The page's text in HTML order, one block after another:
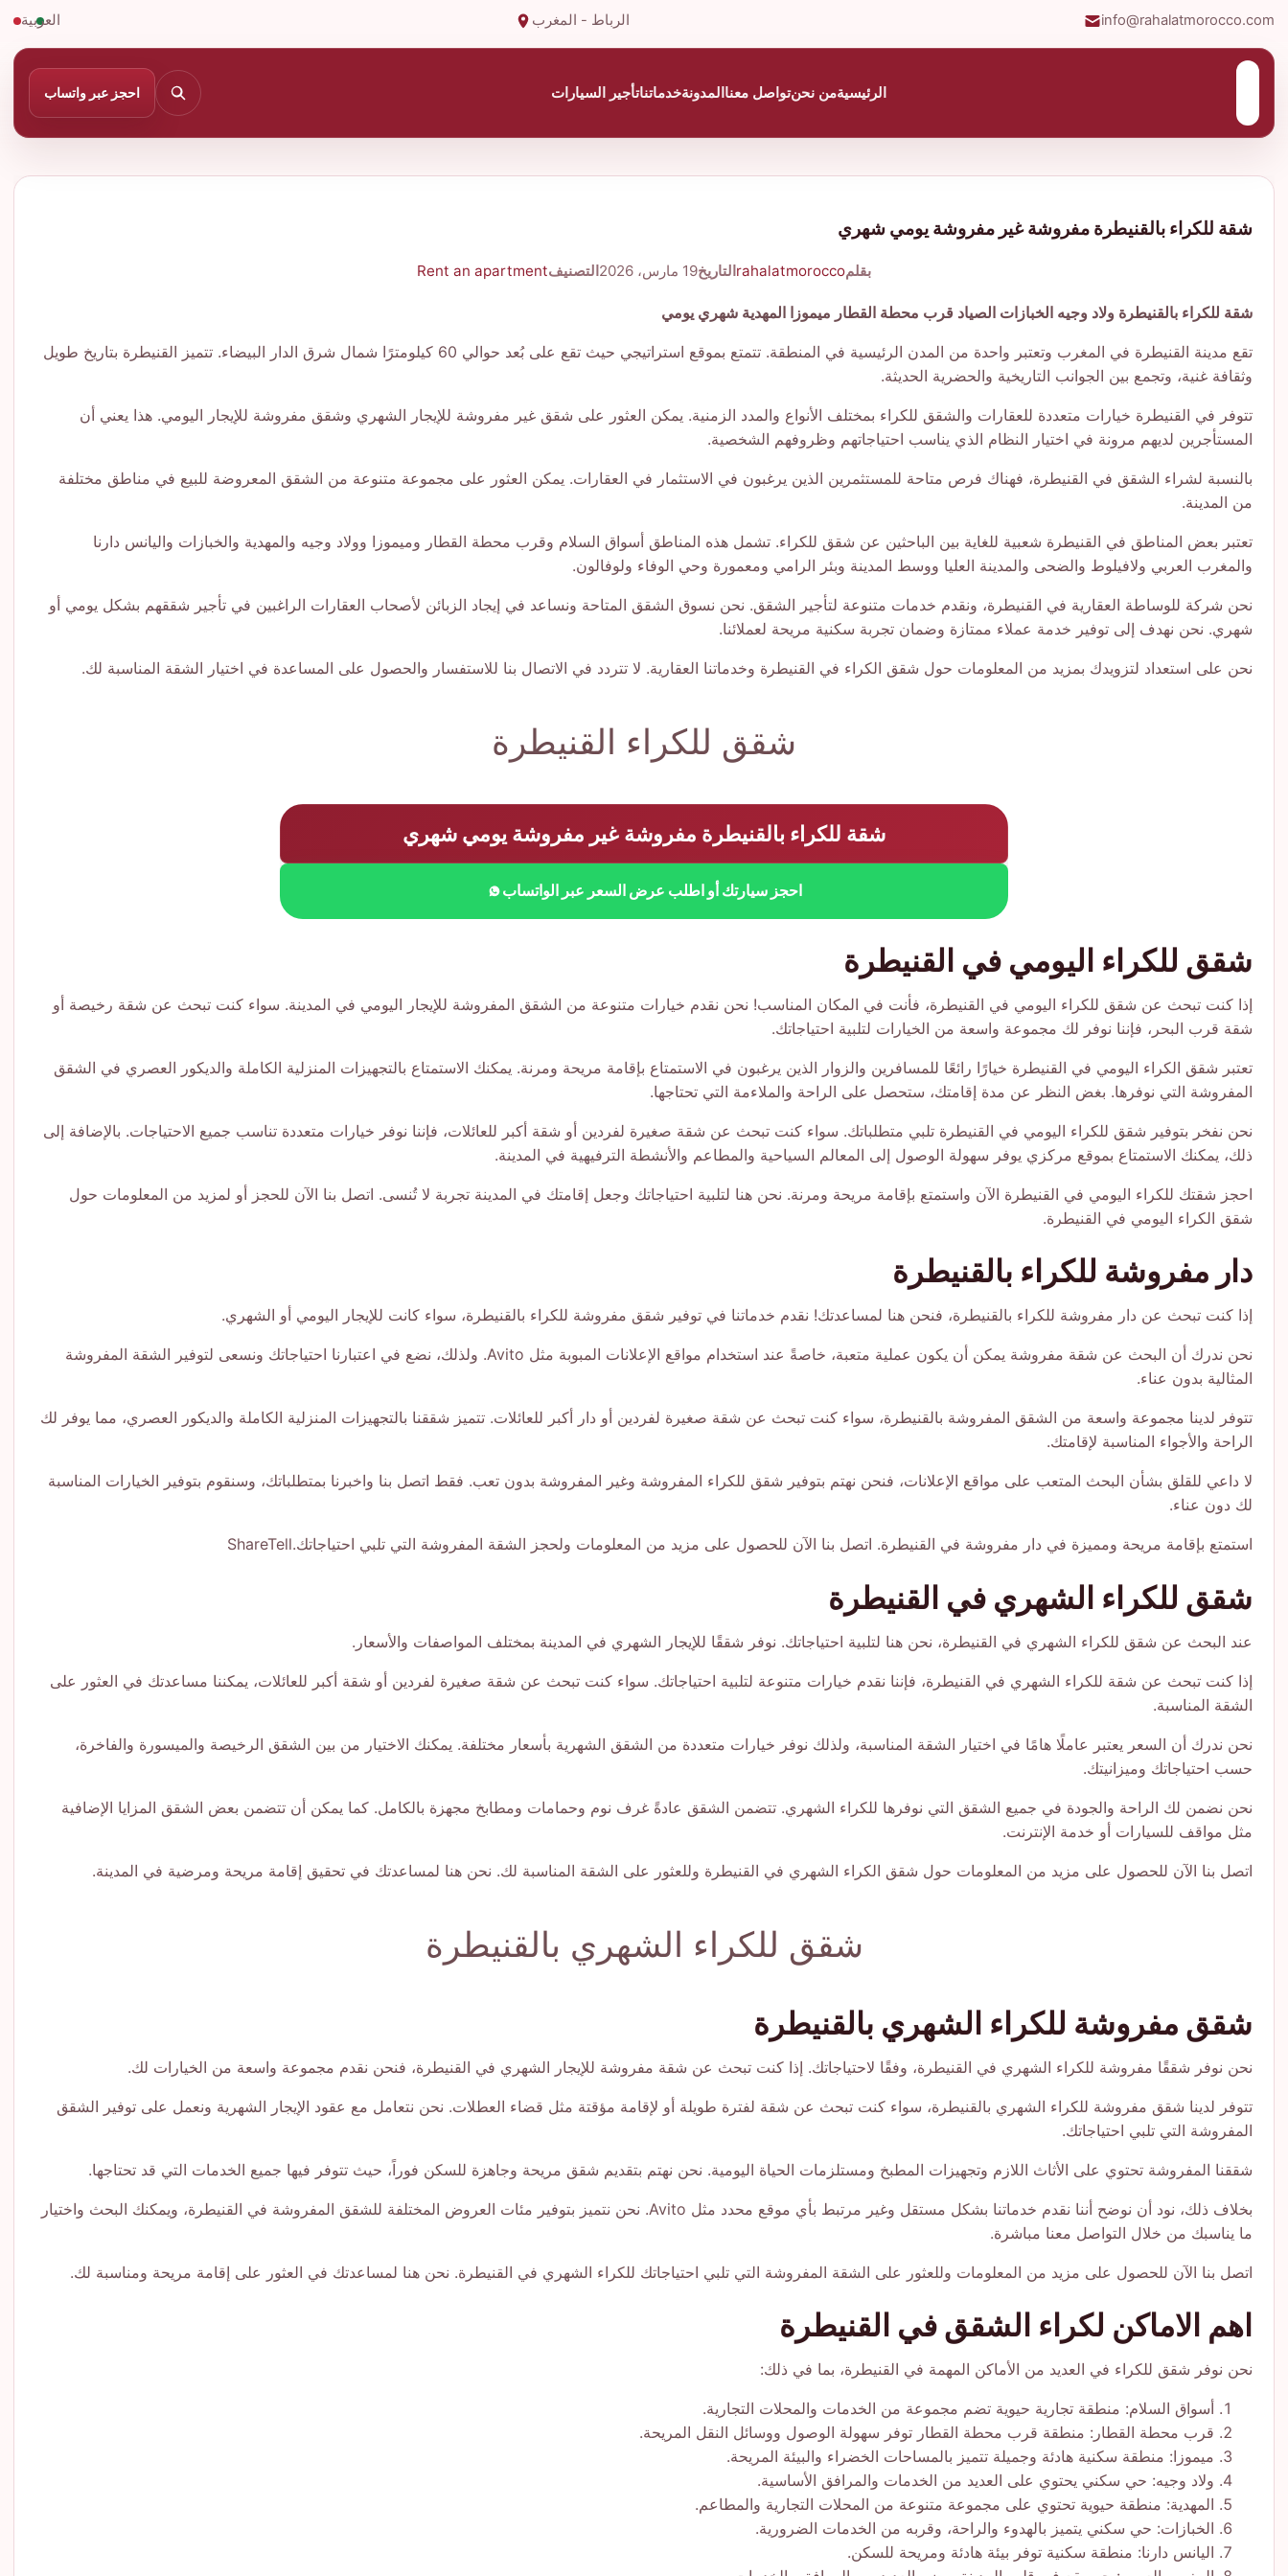
info@rahalatmorocco.com الرباط - المغرب العربية
الرئيسيةمن نحنتواصل معنا المدونةخدماتناتأجير السيارات احجز عبر واتساب
شقة للكراء بالقنيطرة مفروشة غير مفروشة يومي شهري
بقلمrahalatmoroccoالتاريخ19 مارس، 2026 التصنيفRent an apartment
شقة للكراء بالقنيطرة ولاد وجيه الخبازات الصياد قرب محطة القطار ميموزا المهدية شهري يومي
تقع مدينة القنيطرة في المغرب وتعتبر واحدة من المدن الرئيسية في المنطقة. تتمتع بموقع استراتيجي حيث تقع على بُعد حوالي 60 كيلومترًا شمال شرق الدار البيضاء. تتميز القنيطرة بتاريخ طويل
وثقافة غنية، وتجمع بين الجوانب التاريخية والحضرية الحديثة.
تتوفر في القنيطرة خيارات متعددة للعقارات والشقق للكراء بمختلف الأنواع والمدد الزمنية. يمكن العثور على شقق غير مفروشة للإيجار الشهري وشقق مفروشة للإيجار اليومي. هذا يعني أن
المستأجرين لديهم مرونة في اختيار النظام الذي يناسب احتياجاتهم وظروفهم الشخصية.
بالنسبة لشراء الشقق في القنيطرة، فهناك فرص متاحة للمستثمرين الذين يرغبون في الاستثمار في العقارات. يمكن العثور على مجموعة متنوعة من الشقق المعروضة للبيع في مناطق مختلفة
من المدينة.
تعتبر بعض المناطق في القنيطرة شعبية للغاية بين الباحثين عن شقق للكراء. تشمل هذه المناطق أسواق السلام وقرب محطة القطار وميموزا وولاد وجيه والمهدية والخبازات واليانس دارنا
والمغرب العربي ولافيلوط والضحى والمدينة العليا ووسط المدينة وبئر الرامي ومعمورة وحي الوفاء ولوفالون.
نحن شركة للوساطة العقارية في القنيطرة، ونقدم خدمات متنوعة لتأجير الشقق. نحن نسوق الشقق المتاحة ونساعد في إيجاد الزبائن لأصحاب العقارات الراغبين في تأجير شققهم بشكل يومي أو
شهري. نحن نهدف إلى توفير خدمة عملاء ممتازة وضمان تجربة سكنية مريحة لعملائنا.
نحن على استعداد لتزويدك بمزيد من المعلومات حول شقق الكراء في القنيطرة وخدماتنا العقارية. لا تتردد في الاتصال بنا للاستفسار والحصول على المساعدة في اختيار الشقة المناسبة لك.
شقق للكراء القنيطرة
شقة للكراء بالقنيطرة مفروشة غير مفروشة يومي شهري
احجز سيارتك أو اطلب عرض السعر عبر الواتساب
شقق للكراء اليومي في القنيطرة
إذا كنت تبحث عن شقق للكراء اليومي في القنيطرة، فأنت في المكان المناسب! نحن نقدم خيارات متنوعة من الشقق المفروشة للإيجار اليومي في المدينة. سواء كنت تبحث عن شقة رخيصة أو
شقة قرب البحر، فإننا نوفر لك مجموعة واسعة من الخيارات لتلبية احتياجاتك.
تعتبر شقق الكراء اليومي في القنيطرة خيارًا رائعًا للمسافرين والزوار الذين يرغبون في الاستمتاع بإقامة مريحة ومرنة. يمكنك الاستمتاع بالتجهيزات المنزلية الكاملة والديكور العصري في الشقق
المفروشة التي نوفرها. بغض النظر عن مدة إقامتك، ستحصل على الراحة والملاءمة التي تحتاجها.
نحن نفخر بتوفير شقق للكراء اليومي في القنيطرة تلبي متطلباتك. سواء كنت تبحث عن شقة صغيرة لفردين أو شقة أكبر للعائلات، فإننا نوفر خيارات متعددة تناسب جميع الاحتياجات. بالإضافة إلى
ذلك، يمكنك الاستمتاع بموقع مركزي يوفر سهولة الوصول إلى المعالم السياحية والمطاعم والأنشطة الترفيهية في المدينة.
احجز شقتك للكراء اليومي في القنيطرة الآن واستمتع بإقامة مريحة ومرنة. نحن هنا لتلبية احتياجاتك وجعل إقامتك في المدينة تجربة لا تُنسى. اتصل بنا الآن للحجز أو لمزيد من المعلومات حول
شقق الكراء اليومي في القنيطرة.
دار مفروشة للكراء بالقنيطرة
إذا كنت تبحث عن دار مفروشة للكراء بالقنيطرة، فنحن هنا لمساعدتك! نقدم خدماتنا في توفير شقق مفروشة للكراء بالقنيطرة، سواء كانت للإيجار اليومي أو الشهري.
نحن ندرك أن البحث عن شقة مفروشة يمكن أن يكون عملية متعبة، خاصةً عند استخدام مواقع الإعلانات المبوبة مثل Avito. ولذلك، نضع في اعتبارنا احتياجاتك ونسعى لتوفير الشقة المفروشة
المثالية بدون عناء.
تتوفر لدينا مجموعة واسعة من الشقق المفروشة بالقنيطرة، سواء كنت تبحث عن شقة صغيرة لفردين أو دار أكبر للعائلات. تتميز شققنا بالتجهيزات المنزلية الكاملة والديكور العصري، مما يوفر لك
الراحة والأجواء المناسبة لإقامتك.
لا داعي للقلق بشأن البحث المتعب على مواقع الإعلانات، فنحن نهتم بتوفير شقق للكراء المفروشة وغير المفروشة بدون تعب. فقط اتصل بنا واخبرنا بمتطلباتك، وسنقوم بتوفير الخيارات المناسبة
لك دون عناء.
استمتع بإقامة مريحة ومميزة في دار مفروشة في القنيطرة. اتصل بنا الآن للحصول على مزيد من المعلومات ولحجز الشقة المفروشة التي تلبي احتياجاتك.ShareTell
شقق للكراء الشهري في القنيطرة
عند البحث عن شقق للكراء الشهري في القنيطرة، نحن هنا لتلبية احتياجاتك. نوفر شققًا للإيجار الشهري في المدينة بمختلف المواصفات والأسعار.
إذا كنت تبحث عن شقة للكراء الشهري في القنيطرة، فإننا نقدم خيارات متنوعة لتلبية احتياجاتك. سواء كنت تبحث عن شقة صغيرة لفردين أو شقة أكبر للعائلات، يمكننا مساعدتك في العثور على
الشقة المناسبة.
نحن ندرك أن السعر يعتبر عاملًا هامًا في اختيار الشقة المناسبة، ولذلك نوفر خيارات متعددة من الشقق الشهرية بأسعار مختلفة. يمكنك الاختيار من بين الشقق الرخيصة والميسورة والفاخرة،
حسب احتياجاتك وميزانيتك.
نحن نضمن لك الراحة والجودة في جميع الشقق التي نوفرها للكراء الشهري. تتضمن الشقق عادةً غرف نوم وحمامات ومطابخ مجهزة بالكامل. كما يمكن أن تتضمن بعض الشقق المزايا الإضافية
مثل مواقف للسيارات أو خدمة الإنترنت.
اتصل بنا الآن للحصول على مزيد من المعلومات حول شقق الكراء الشهري في القنيطرة وللعثور على الشقة المناسبة لك. نحن هنا لمساعدتك في تحقيق إقامة مريحة ومرضية في المدينة.
شقق للكراء الشهري بالقنيطرة
شقق مفروشة للكراء الشهري بالقنيطرة
نحن نوفر شققًا مفروشة للكراء الشهري في القنيطرة، وفقًا لاحتياجاتك. إذا كنت تبحث عن شقة مفروشة للإيجار الشهري في القنيطرة، فنحن نقدم مجموعة واسعة من الخيارات لك.
تتوفر لدينا شقق مفروشة للكراء الشهري بالقنيطرة، سواء كنت تبحث عن شقة لفترة طويلة أو لإقامة مؤقتة مثل قضاء العطلات. نحن نتعامل مع عقود الإيجار الشهرية ونعمل على توفير الشقق
المفروشة التي تلبي احتياجاتك.
شققنا المفروشة تحتوي على الأثاث اللازم وتجهيزات المطبخ ومستلزمات الحياة اليومية. نحن نهتم بتقديم شقق مريحة وجاهزة للسكن فوراً، حيث تتوفر فيها جميع الخدمات التي قد تحتاجها.
بخلاف ذلك، نود أن نوضح أننا نقدم خدماتنا بشكل مستقل وغير مرتبط بأي موقع محدد مثل Avito. نحن نتميز بتوفير مئات العروض المختلفة للشقق المفروشة في القنيطرة، ويمكنك البحث واختيار
ما يناسبك من خلال التواصل معنا مباشرة.
اتصل بنا الآن للحصول على مزيد من المعلومات وللعثور على الشقة المفروشة التي تلبي احتياجاتك للكراء الشهري في القنيطرة. نحن هنا لمساعدتك في العثور على إقامة مريحة ومناسبة لك.
اهم الاماكن لكراء الشقق في القنيطرة
نحن نوفر شقق للكراء في العديد من الأماكن المهمة في القنيطرة، بما في ذلك:
أسواق السلام: منطقة تجارية حيوية تضم مجموعة من الخدمات والمحلات التجارية.
قرب محطة القطار: منطقة قرب محطة القطار توفر سهولة الوصول ووسائل النقل المريحة.
ميموزا: منطقة سكنية هادئة وجميلة تتميز بالمساحات الخضراء والبيئة المريحة.
ولاد وجيه: حي سكني يحتوي على العديد من الخدمات والمرافق الأساسية.
المهدية: منطقة حيوية تحتوي على مجموعة متنوعة من المحلات التجارية والمطاعم.
الخبازات: حي سكني يتميز بالهدوء والراحة، وقربه من الخدمات الضرورية.
اليانس دارنا: منطقة سكنية توفر بيئة هادئة ومريحة للسكن.